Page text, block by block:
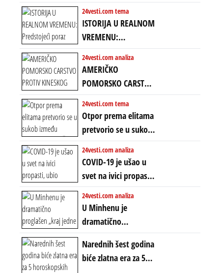
24vesti.com tema
ISTORIJA U REALNOM
VREMENU:
Predstojeći poraz
Amerike u Iranu
uvodi eru
energetskog haosa,
finansijskih
previranja i kolapsa
starog poretka
24vesti.com analiza
AMERIČKO
POMORSKO CARSTVO
PROTIV KINESKOG
KOPNENOG SVETA:
Rat u Iranu je rat za
globalne preferencije
24vesti.com tema
Otpor prema elitama
pretvorio se u sukob
između običnih ljudi:
ZAŠTO SE DEŠAVA
EKSTREMNA
POLARIZACIJA?
24vesti.com analiza
COVID-19 je ušao u
svet na ivici propasti,
ubio milione, ali je
spasao sistem
24vesti.com analiza
U Minhenu je
dramatično
proglašen „kraj jedne
ere“, ali sa
dvostrukom
Narednih šest godina
biće zlatna era za 5